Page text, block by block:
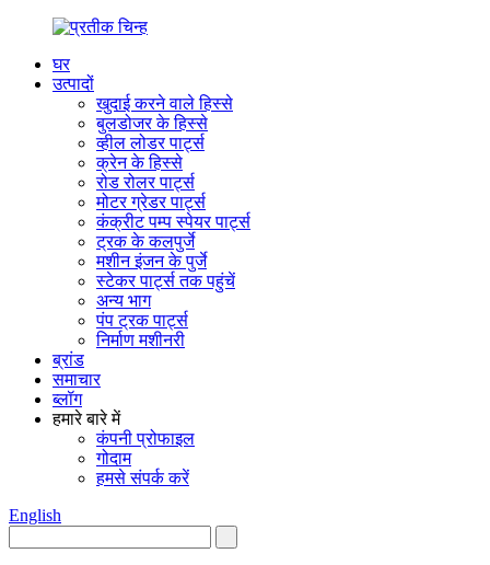
घर
उत्पादों
खुदाई करने वाले हिस्से
बुलडोजर के हिस्से
व्हील लोडर पार्ट्स
क्रेन के हिस्से
रोड रोलर पार्ट्स
मोटर ग्रेडर पार्ट्स
कंक्रीट पम्प स्पेयर पार्ट्स
ट्रक के कलपुर्जे
मशीन इंजन के पुर्जे
स्टेकर पार्ट्स तक पहुंचें
अन्य भाग
पंप ट्रक पार्ट्स
निर्माण मशीनरी
ब्रांड
समाचार
ब्लॉग
हमारे बारे में
कंपनी प्रोफाइल
गोदाम
हमसे संपर्क करें
English